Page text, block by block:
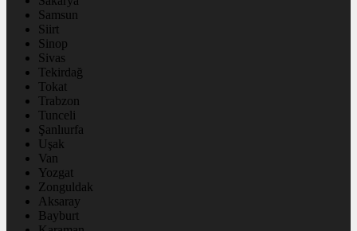
Samsun
Siirt
Sinop
Sivas
Tekirdağ
Tokat
Trabzon
Tunceli
Şanlıurfa
Uşak
Van
Yozgat
Zonguldak
Aksaray
Bayburt